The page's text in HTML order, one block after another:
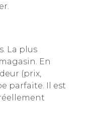
La plus
En
(prix,
parfaite. Il est